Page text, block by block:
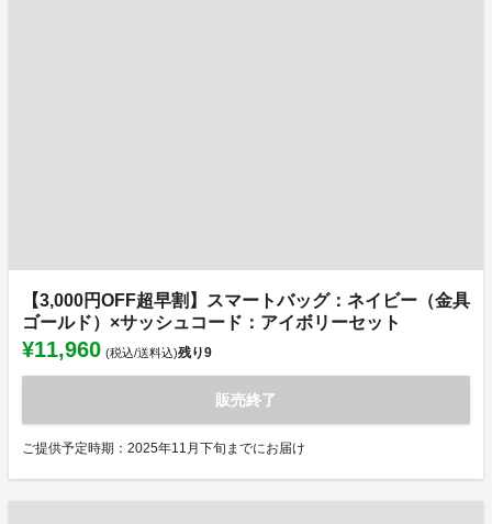
【3,000円OFF超早割】スマートバッグ：ネイビー（金具
ゴールド）×サッシュコード：アイボリーセット
¥11,960 (税込/送料込)残り9
販売終了
ご提供予定時期：2025年11月下旬までにお届け